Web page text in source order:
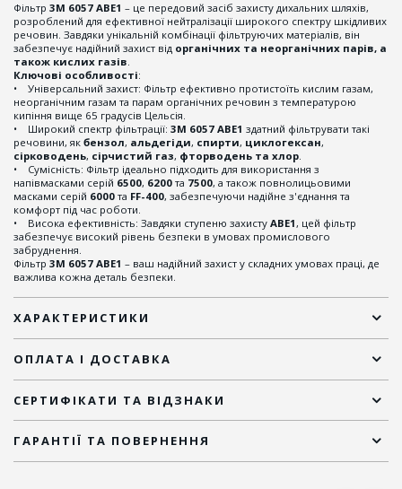
Фільтр 3M 6057 ABE1 – це передовий засіб захисту дихальних шляхів,
розроблений для ефективної нейтралізації широкого спектру шкідливих
речовин. Завдяки унікальній комбінації фільтруючих матеріалів, він
забезпечує надійний захист від органічних та неорганічних парів, а
також кислих газів.
Ключові особливості:
• Універсальний захист: Фільтр ефективно протистоїть кислим газам,
неорганічним газам та парам органічних речовин з температурою
кипіння вище 65 градусів Цельсія.
• Широкий спектр фільтрації: 3M 6057 ABE1 здатний фільтрувати такі
речовини, як бензол, альдегіди, спирти, циклогексан,
сірководень, сірчистий газ, фторводень та хлор.
• Сумісність: Фільтр ідеально підходить для використання з
напівмасками серій 6500, 6200 та 7500, а також повнолицьовими
масками серій 6000 та FF-400, забезпечуючи надійне з'єднання та
комфорт під час роботи.
• Висока ефективність: Завдяки ступеню захисту ABE1, цей фільтр
забезпечує високий рівень безпеки в умовах промислового
забруднення.
Фільтр 3M 6057 ABE1 – ваш надійний захист у складних умовах праці, де
важлива кожна деталь безпеки.
ХАРАКТЕРИСТИКИ
ОПЛАТА І ДОСТАВКА
СЕРТИФІКАТИ ТА ВІДЗНАКИ
ГАРАНТІЇ ТА ПОВЕРНЕННЯ